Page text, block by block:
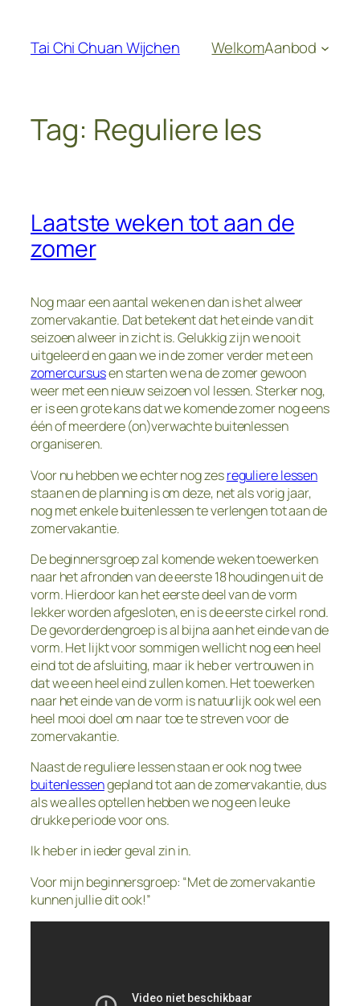
Tai Chi Chuan Wijchen WelkomAanbod
Tag: Reguliere les
Laatste weken tot aan de
zomer
Nog maar een aantal weken en dan is het alweer
zomervakantie. Dat betekent dat het einde van dit
seizoen alweer in zicht is. Gelukkig zijn we nooit
uitgeleerd en gaan we in de zomer verder met een
zomercursusen starten we na de zomer gewoon
weer met een nieuw seizoen vol lessen. Sterker nog,
er is een grote kans dat we komende zomer nog eens
één of meerdere (on)verwachte buitenlessen
organiseren.
Voor nu hebben we echter nog zesreguliere lessen
staan en de planning is om deze, net als vorig jaar,
nog met enkele buitenlessen te verlengen tot aan de
zomervakantie.
De beginnersgroep zal komende weken toewerken
naar het afronden van de eerste 18 houdingen uit de
vorm. Hierdoor kan het eerste deel van de vorm
lekker worden afgesloten, en is de eerste cirkel rond.
De gevorderdengroep is al bijna aan het einde van de
vorm. Het lijkt voor sommigen wellicht nog een heel
eind tot de afsluiting, maar ik heb er vertrouwen in
dat we een heel eind zullen komen. Het toewerken
naar het einde van de vorm is natuurlijk ook wel een
heel mooi doel om naar toe te streven voor de
zomervakantie.
Naast de reguliere lessen staan er ook nog twee
buitenlessengepland tot aan de zomervakantie, dus
als we alles optellen hebben we nog een leuke
drukke periode voor ons.
Ik heb er in ieder geval zin in.
Voor mijn beginnersgroep: “Met de zomervakantie
kunnen jullie dit ook!”